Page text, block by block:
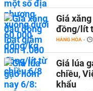
Giá
đồng/lít
HÀNG HÓA -
Giá lúa
chiều,
khẩu